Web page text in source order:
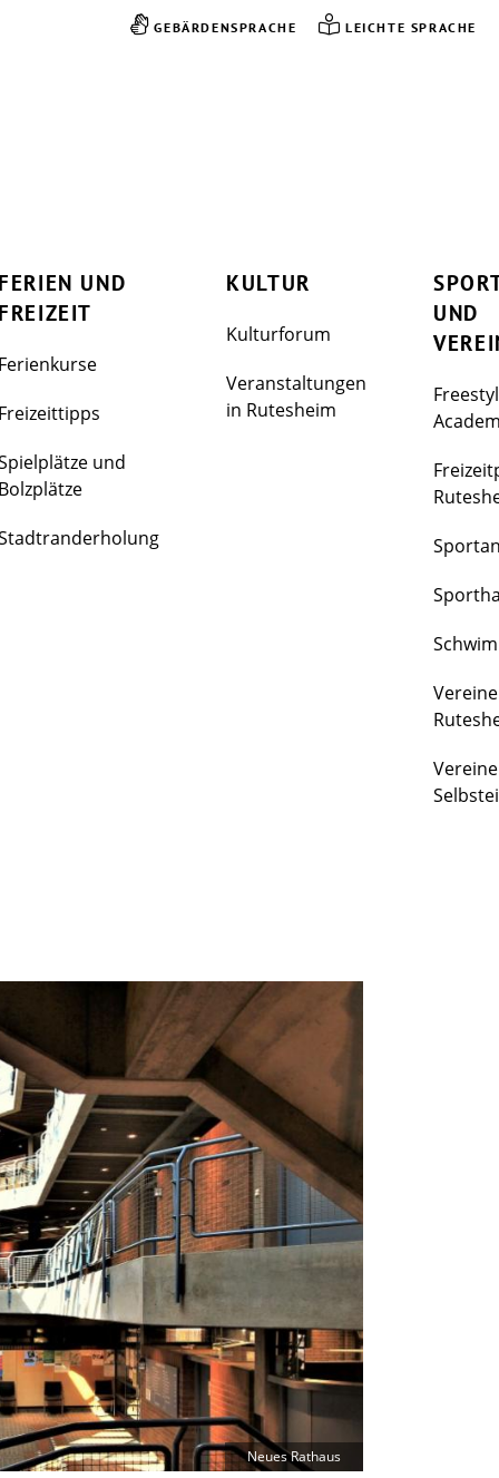
GEBÄRDENSPRACHE LEICHTE SPRACHE
FERIEN UND
FREIZEIT
Ferienkurse
Freizeittipps
und
Bolzplätze
KULTUR
Kulturforum
Veranstaltungen
in Rutesheim
UND
Vereine
Neues Rathaus